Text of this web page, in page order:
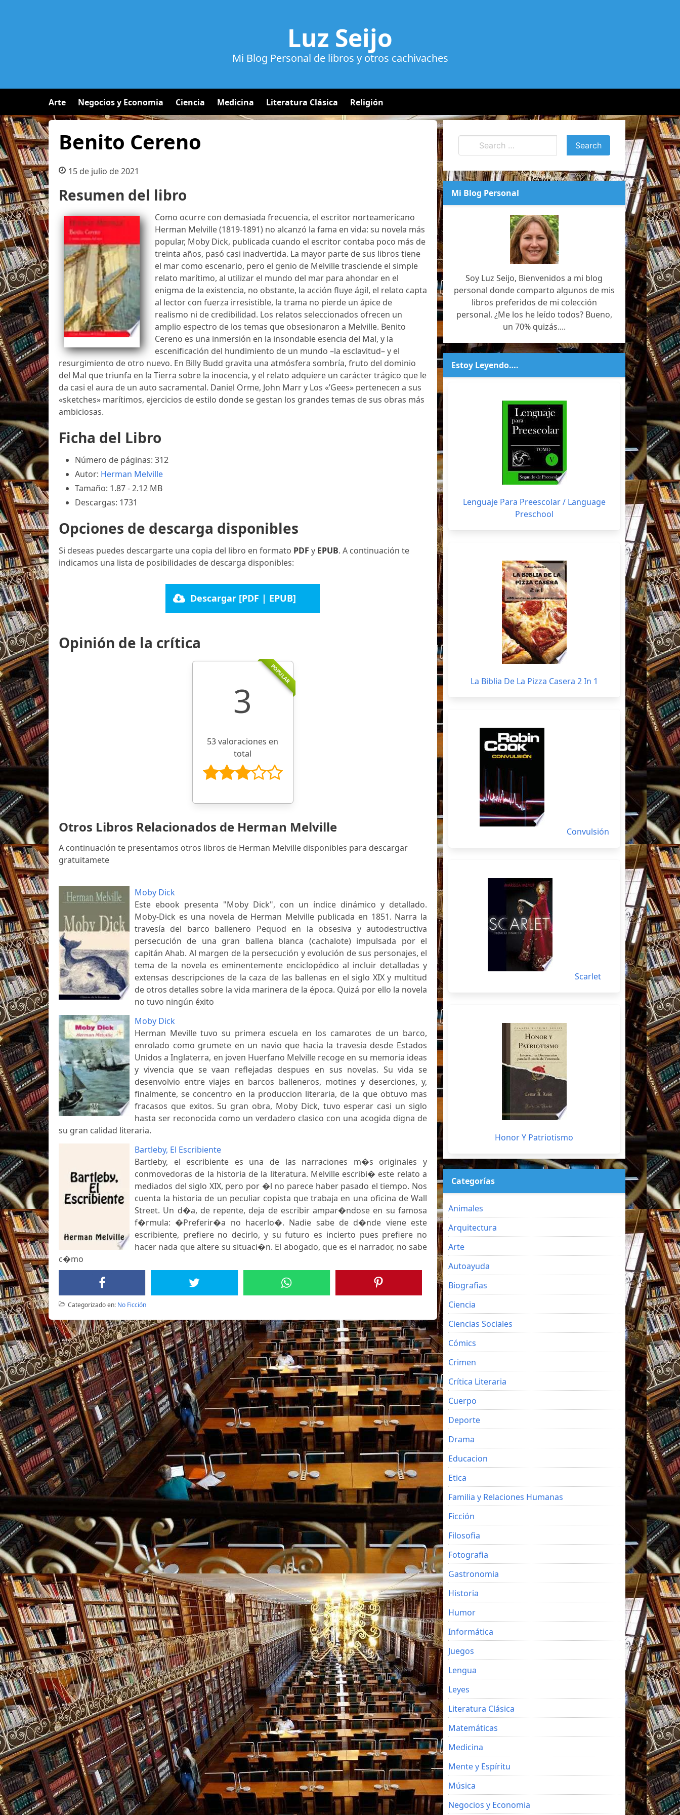
Luz Seijo
Mi Blog Personal de libros y otros cachivaches
Arte Negocios y Economia Ciencia Medicina Literatura Clásica Religión
Benito Cereno
15 de julio de 2021
Resumen del libro
Como ocurre con demasiada frecuencia, el escritor norteamericano
Herman Melville (1819-1891) no alcanzó la fama en vida: su novela más
popular, Moby Dick, publicada cuando el escritor contaba poco más de
treinta años, pasó casi inadvertida. La mayor parte de sus libros tiene
el mar como escenario, pero el genio de Melville trasciende el simple
relato marítimo, al utilizar el mundo del mar para ahondar en el
enigma de la existencia, no obstante, la acción fluye ágil, el relato capta
al lector con fuerza irresistible, la trama no pierde un ápice de
realismo ni de credibilidad. Los relatos seleccionados ofrecen un
amplio espectro de los temas que obsesionaron a Melville. Benito
Cereno es una inmersión en la insondable esencia del Mal, y la
escenificación del hundimiento de un mundo –la esclavitud– y el
resurgimiento de otro nuevo. En Billy Budd gravita una atmósfera sombría, fruto del dominio
del Mal que triunfa en la Tierra sobre la inocencia, y el relato adquiere un carácter trágico que le
da casi el aura de un auto sacramental. Daniel Orme, John Marr y Los «’Gees» pertenecen a sus
«sketches» marítimos, ejercicios de estilo donde se gestan los grandes temas de sus obras más
ambiciosas.
Ficha del Libro
Número de páginas: 312
Autor: Herman Melville
Tamaño: 1.87 - 2.12 MB
Descargas: 1731
Opciones de descarga disponibles
Si deseas puedes descargarte una copia del libro en formato PDF y EPUB. A continuación te
indicamos una lista de posibilidades de descarga disponibles:
Descargar [PDF | EPUB]
Opinión de la crítica
POPULAR
3
53 valoraciones en
total
Otros Libros Relacionados de Herman Melville
A continuación te presentamos otros libros de Herman Melville disponibles para descargar
gratuitamete
Moby Dick
Este ebook presenta "Moby Dick", con un índice dinámico y detallado.
Moby-Dick es una novela de Herman Melville publicada en 1851. Narra la
travesía del barco ballenero Pequod en la obsesiva y autodestructiva
persecución de una gran ballena blanca (cachalote) impulsada por el
capitán Ahab. Al margen de la persecución y evolución de sus personajes, el
tema de la novela es eminentemente enciclopédico al incluir detalladas y
extensas descripciones de la caza de las ballenas en el siglo XIX y multitud
de otros detalles sobre la vida marinera de la época. Quizá por ello la novela
no tuvo ningún éxito
Moby Dick
Herman Meville tuvo su primera escuela en los camarotes de un barco,
enrolado como grumete en un navio que hacia la travesia desde Estados
Unidos a Inglaterra, en joven Huerfano Melville recoge en su memoria ideas
y vivencia que se vaan reflejadas despues en sus novelas. Su vida se
desenvolvio entre viajes en barcos balleneros, motines y deserciones, y,
finalmente, se concentro en la produccion literaria, de la que obtuvo mas
fracasos que exitos. Su gran obra, Moby Dick, tuvo esperar casi un siglo
hasta ser reconocida como un verdadero clasico con una acogida digna de
su gran calidad literaria.
Bartleby, El Escribiente
Bartleby, el escribiente es una de las narraciones m�s originales y
conmovedoras de la historia de la literatura. Melville escribi� este relato a
mediados del siglo XIX, pero por �l no parece haber pasado el tiempo. Nos
cuenta la historia de un peculiar copista que trabaja en una oficina de Wall
Street. Un d�a, de repente, deja de escribir ampar�ndose en su famosa
f�rmula: �Preferir�a no hacerlo�. Nadie sabe de d�nde viene este
escribiente, prefiere no decirlo, y su futuro es incierto pues prefiere no
hacer nada que altere su situaci�n. El abogado, que es el narrador, no sabe
c�mo
Categorizado en: No Ficción
Mi Blog Personal
Soy Luz Seijo, Bienvenidos a mi blog
personal donde comparto algunos de mis
libros preferidos de mi colección
personal. ¿Me los he leído todos? Bueno,
un 70% quizás....
Estoy Leyendo….
Lenguaje Para Preescolar / Language
Preschool
La Biblia De La Pizza Casera 2 In 1
Convulsión
Scarlet
Honor Y Patriotismo
Categorías
Animales
Arquitectura
Arte
Autoayuda
Biografias
Ciencia
Ciencias Sociales
Cómics
Crimen
Crítica Literaria
Cuerpo
Deporte
Drama
Educacion
Etica
Familia y Relaciones Humanas
Ficción
Filosofia
Fotografia
Gastronomia
Historia
Humor
Informática
Juegos
Lengua
Leyes
Literatura Clásica
Matemáticas
Medicina
Mente y Espíritu
Música
Negocios y Economia